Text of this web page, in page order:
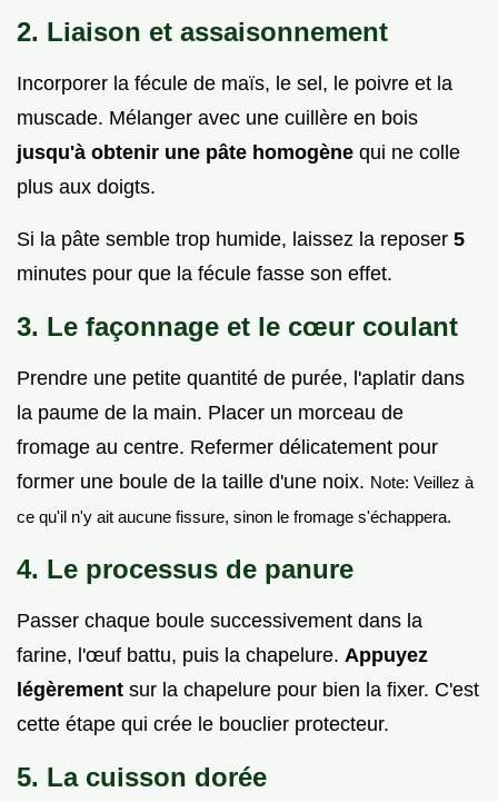
2. Liaison et assaisonnement
Incorporer la fécule de maïs, le sel, le poivre et la
muscade. Mélanger avec une cuillère en bois
jusqu'à obtenir une pâte homogène qui ne colle
plus aux doigts.
Si la pâte semble trop humide, laissez la reposer 5
minutes pour que la fécule fasse son effet.
3. Le façonnage et le cœur coulant
Prendre une petite quantité de purée, l'aplatir dans
la paume de la main. Placer un morceau de
fromage au centre. Refermer délicatement pour
former une boule de la taille d'une noix. Note: Veillez à
ce qu'il n'y ait aucune fissure, sinon le fromage s'échappera.
4. Le processus de panure
Passer chaque boule successivement dans la
farine, l'œuf battu, puis la chapelure. Appuyez
légèrement sur la chapelure pour bien la fixer. C'est
cette étape qui crée le bouclier protecteur.
5. La cuisson dorée